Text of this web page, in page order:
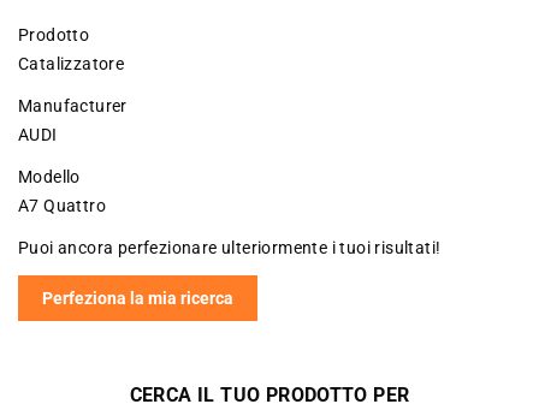
Prodotto
Catalizzatore
Manufacturer
AUDI
Modello
A7 Quattro
Puoi ancora perfezionare ulteriormente i tuoi risultati!
Perfeziona la mia ricerca
CERCA IL TUO PRODOTTO PER